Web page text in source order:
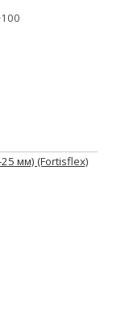
мм) (Fortisflex)